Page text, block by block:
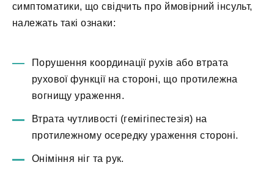
симптоматики, що свідчить про ймовірний інсульт,
належать такі ознаки:
Порушення координації рухів або втрата
рухової функції на стороні, що протилежна
вогнищу ураження.
Втрата чутливості (гемігіпестезія) на
протилежному осередку ураження стороні.
Оніміння ніг та рук.